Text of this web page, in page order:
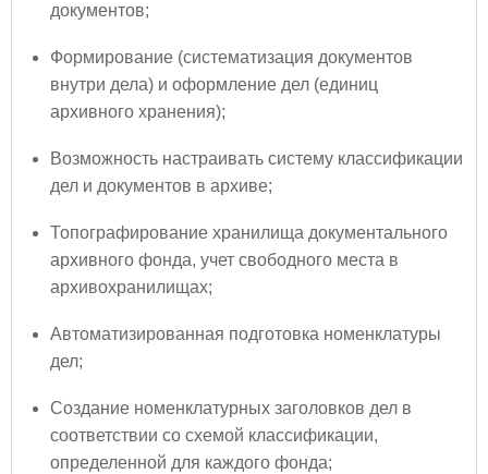
документов;
Формирование (систематизация документов
внутри дела) и оформление дел (единиц
архивного хранения);
Возможность настраивать систему классификации
дел и документов в архиве;
Топографирование хранилища документального
архивного фонда, учет свободного места в
архивохранилищах;
Автоматизированная подготовка номенклатуры
дел;
Создание номенклатурных заголовков дел в
соответствии со схемой классификации,
определенной для каждого фонда;